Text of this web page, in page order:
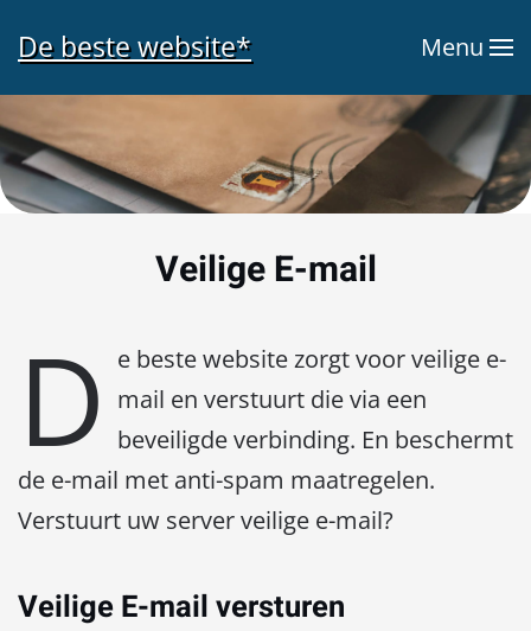
Terug naar hoofdinhoud
De beste website* Menu
Veilige E-mail
D
e beste website zorgt voor veilige e-
mail en verstuurt die via een
beveiligde verbinding. En beschermt
de e-mail met anti-spam maatregelen.
Verstuurt uw server veilige e-mail?
Veilige E-mail versturen